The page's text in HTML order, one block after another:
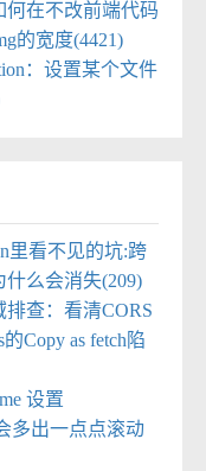
何在不改前端代码
的宽度(4421)
：设置某个文件
里看不见的坑:跨
么会消失(209)
查：看清CORS
Copy as fetch陷
设置
多出一点点滚动